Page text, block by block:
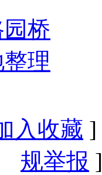
园桥
理
入收藏
规举报